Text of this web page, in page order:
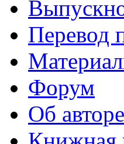
Перевод
Форум
Об